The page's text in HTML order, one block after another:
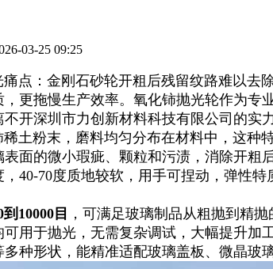
03-25 09:25
：金刚石砂轮开粗后残留纹路难以去
更拖慢生产效率。氧化铈抛光轮作为专
开深圳市力创新材料科技有限公司的实力
稀土粉末，磨料均匀分布在材料中，这
面的微小瑕疵、颗粒和污渍，消除开
40-70度质地较软，用手可捏动，弹性
到10000目 ，可满足玻璃制品从粗抛到精
用于抛光，无需复杂调试，大幅提升
种形状，能精准适配玻璃盖板、微晶玻